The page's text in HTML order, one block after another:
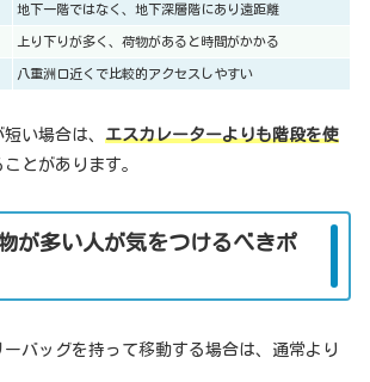
地下一階ではなく、地下深層階にあり遠距離
上り下りが多く、荷物があると時間がかかる
八重洲口近くで比較的アクセスしやすい
い場合は、 エスカレーターよりも階段を使
とがあります。
が多い人が気をつけるべきポ
バッグを持って移動する場合は、通常より